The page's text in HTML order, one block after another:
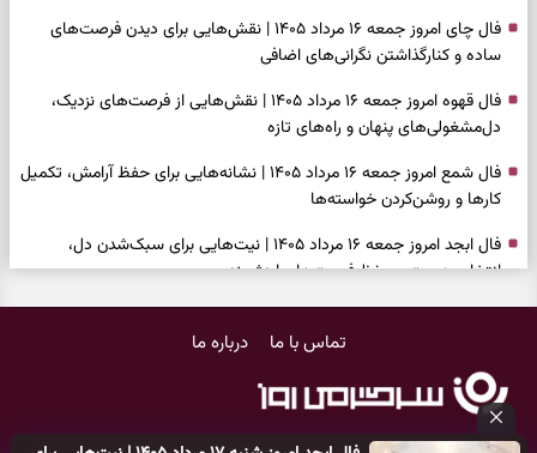
فال چای امروز جمعه ۱۶ مرداد ۱۴۰۵ | نقش‌هایی برای دیدن فرصت‌های
ساده و کنارگذاشتن نگرانی‌های اضافی
فال قهوه امروز جمعه ۱۶ مرداد ۱۴۰۵ | نقش‌هایی از فرصت‌های نزدیک،
دل‌مشغولی‌های پنهان و راه‌های تازه
فال شمع امروز جمعه ۱۶ مرداد ۱۴۰۵ | نشانه‌هایی برای حفظ آرامش، تکمیل
کارها و روشن‌کردن خواسته‌ها
فال ابجد امروز جمعه ۱۶ مرداد ۱۴۰۵ | نیت‌هایی برای سبک‌شدن دل،
انتخاب درست و حفظ فرصت‌های ارزشمند
شنیدن ندای درون و حرکت در زمان مناسب
دیدن ارزش مسیرهای آرام
تماس با ما درباره ما